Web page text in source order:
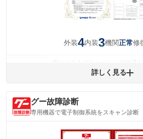
外装4内装3機関正常修
コミが残っています。
内装
(内装状態)
気になる汚れ等があります。
詳しく見る
グー故障診断
専用機器で電子制御系統をスキャン診断